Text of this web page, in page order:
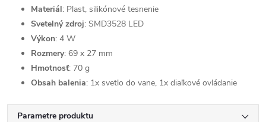
Materiál: Plast, silikónové tesnenie
Svetelný zdroj: SMD3528 LED
Výkon: 4 W
Rozmery: 69 x 27 mm
Hmotnosť: 70 g
Obsah balenia: 1x svetlo do vane, 1x diaľkové ovládanie
Parametre produktu